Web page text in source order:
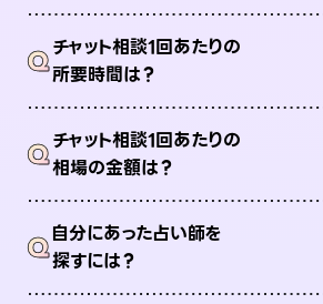
Qチャット相談1回あたりの
所要時間は？
Qチャット相談1回あたりの
相場の金額は？
Q自分にあった占い師を
探すには？